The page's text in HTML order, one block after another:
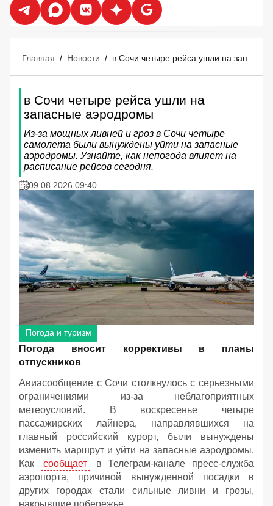
Главная / Новости /
в Сочи четыре рейса ушли на
запасные аэродромы
Из-за мощных ливней и гроз в Сочи четыре
самолета были вынуждены уйти на запасные
аэродромы. Узнайте, как непогода влияет на
расписание рейсов сегодня.
09.08.2026 09:40
Погода и туризм
Погода вносит коррективы в планы
отпускников
Авиасообщение с Сочи столкнулось с серьезными
ограничениями из-за неблагоприятных
метеоусловий. В воскресенье четыре
пассажирских лайнера, направлявшихся на
главный российский курорт, были вынуждены
изменить маршрут и уйти на запасные аэродромы.
Как
сообщает
в Телеграм-канале пресс-служба
аэропорта, причиной вынужденной посадки в
других городах стали сильные ливни и грозы,